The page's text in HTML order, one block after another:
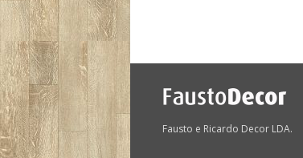
Fausto e Ricardo Decor LDA.